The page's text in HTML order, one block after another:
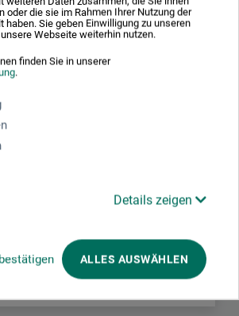
oder die sie im Rahmen Ihrer Nutzung der
haben. Sie geben Einwilligung zu unseren
Webseite weiterhin nutzen.
finden Sie in unserer
.
Details zeigen
ALLES AUSWÄHLEN
Kontakt
die Kontaktdaten des Herstellers zu
+ innovations